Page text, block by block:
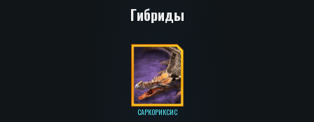
Гибриды
САРКОРИКСИС